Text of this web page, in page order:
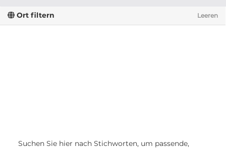
Ort filtern Leeren
Suchen Sie hier nach Stichworten, um passende,